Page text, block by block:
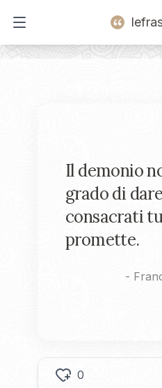
Open main menu
Il demonio
grado di
consacrati
promette.
-
0